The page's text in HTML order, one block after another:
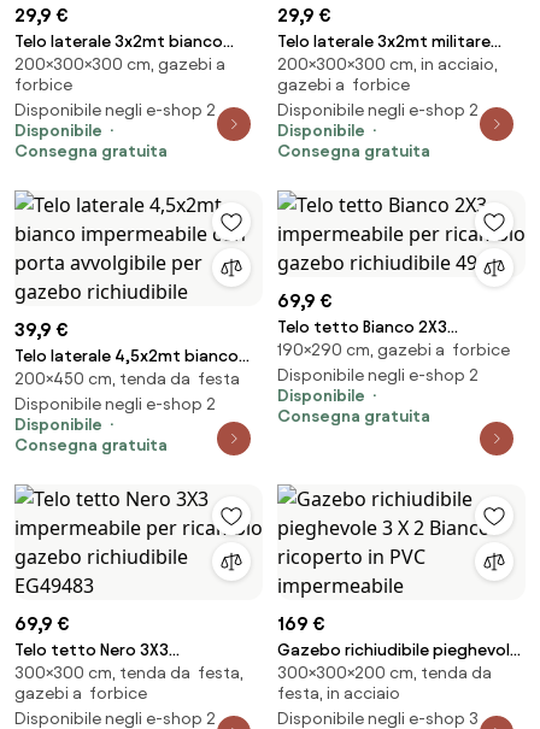
29,9 €
Telo laterale 3x2mt bianco
impermeabile ricambio per
gazebo richiudibile 3x3mt
200×300×300 cm, gazebi a
forbice
Disponibile negli e-shop 2
Disponibile
Consegna gratuita
29,9 €
Telo laterale 3x2mt militare
impermeabile ricambio per
gazebo richiudibile 3x3mt
200×300×300 cm, in acciaio,
gazebi a forbice
Disponibile negli e-shop 2
Disponibile
Consegna gratuita
39,9 €
Telo laterale 4,5x2mt bianco
impermeabile con porta
avvolgibile per gazebo
richiudibile
200×450 cm, tenda da festa
Disponibile negli e-shop 2
Disponibile
Consegna gratuita
69,9 €
Telo tetto Bianco 2X3
impermeabile per ricambio
gazebo richiudibile 49483
190×290 cm, gazebi a forbice
Disponibile negli e-shop 2
Disponibile
Consegna gratuita
69,9 €
Telo tetto Nero 3X3
impermeabile per ricambio
gazebo richiudibile EG49483
300×300 cm, tenda da festa,
gazebi a forbice
Disponibile negli e-shop 2
169 €
Gazebo richiudibile pieghevole
3 X 2 Bianco ricoperto in PVC
impermeabile
300×300×200 cm, tenda da
festa, in acciaio
Disponibile negli e-shop 3